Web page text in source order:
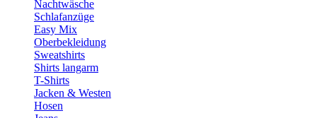
Nachtwäsche
Schlafanzüge
Easy Mix
Oberbekleidung
Sweatshirts
Shirts langarm
T-Shirts
Jacken & Westen
Hosen